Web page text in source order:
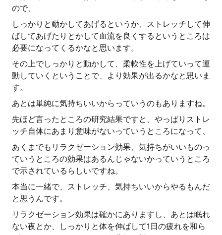
ので、
しっかりと動かしてあげるというか、ストレッチして伸
ばしてあげたりとかして血流を良くするというところは
必要になってくるかなと思います。
その上でしっかりと動かして、柔軟性を上げていって運
動していくということで、より効果が出るかなと思いま
す。
あとは単純に気持ちいいからっていうのもありますね。
先ほど言ったところの研究結果ですと、やっぱりストレ
ッチ自体にあまり意味がないっていうところになって、
あくまでもリラクゼーション効果、気持ちがいいものっ
ていうところの効果はあるんじゃないかっていうところ
で示されているらしいですね。
本当に一緒で、ストレッチ、気持ちいいからやるもんだ
と思うんです。
リラクゼーション効果は確かにありますし、あとは眠れ
ない夜とか、しっかりと体を伸ばして1日の疲れを和ら